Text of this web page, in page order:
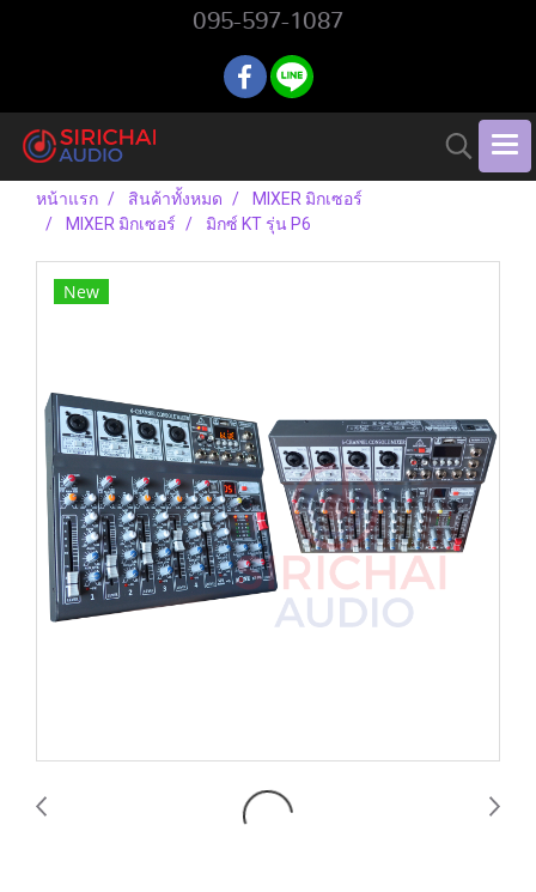
095-597-1087
หน้าแรก สินค้าทั้งหมด
MIXER มิกเซอร์
MIXER มิกเซอร์
มิกซ์ KT รุ่น P6
New